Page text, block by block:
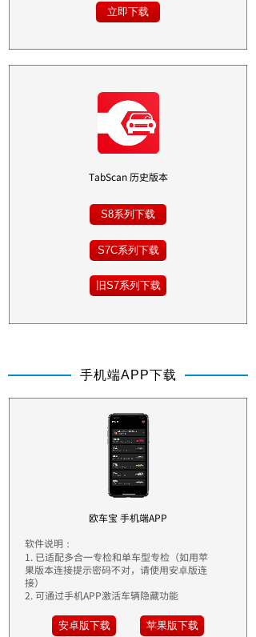
立即下载
TabScan 历史版本
S8系列下载
S7C系列下载
旧S7系列下载
手机端APP下载
欧车宝 手机端APP
软件说明：
1. 已适配多合一专检和单车型专检（如用苹
果版本连接提示密码不对，请使用安卓版连
接）
2. 可通过手机APP激活车辆隐藏功能
苹果版下载
安卓版下载